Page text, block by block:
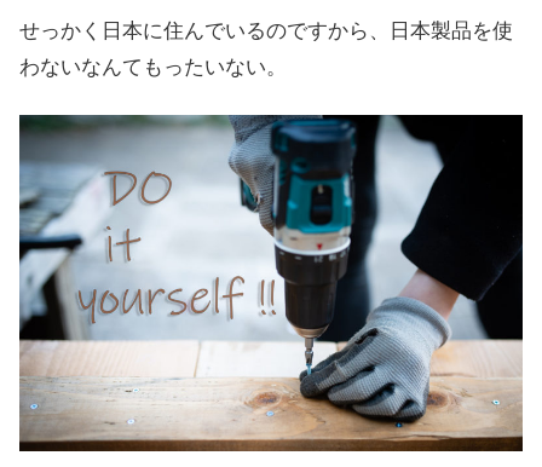
せっかく日本に住んでいるのですから、日本製品を使
わないなんてもったいない。